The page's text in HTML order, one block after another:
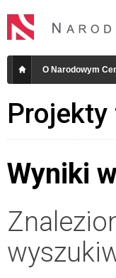
O Narodowym
Projekty
Wyniki